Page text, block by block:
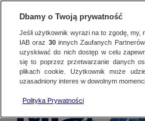
Dbamy o Twoją prywatność
Jeśli użytkownik wyrazi na to zgodę, my,
IAB oraz 30innych Zaufanych
uzyskiwać do nich dostęp w celu
się to poprzez przetwarzanie danych
plikach cookie. Użytkownik może
uzasadniony interes w dowolnym
Polityka Prywatności